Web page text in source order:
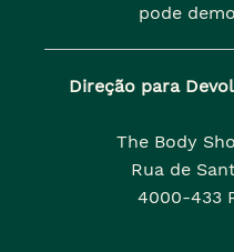
pode
Direção para
The Body
Rua de
4000-433